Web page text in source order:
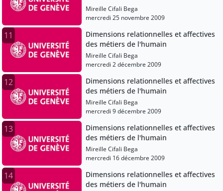
Mireille Cifali Bega
mercredi 25 novembre 2009
11
Dimensions relationnelles et affectives
des métiers de l'humain
Mireille Cifali Bega
mercredi 2 décembre 2009
12
Dimensions relationnelles et affectives
des métiers de l'humain
Mireille Cifali Bega
mercredi 9 décembre 2009
13
Dimensions relationnelles et affectives
des métiers de l'humain
Mireille Cifali Bega
mercredi 16 décembre 2009
14
Dimensions relationnelles et affectives
des métiers de l'humain